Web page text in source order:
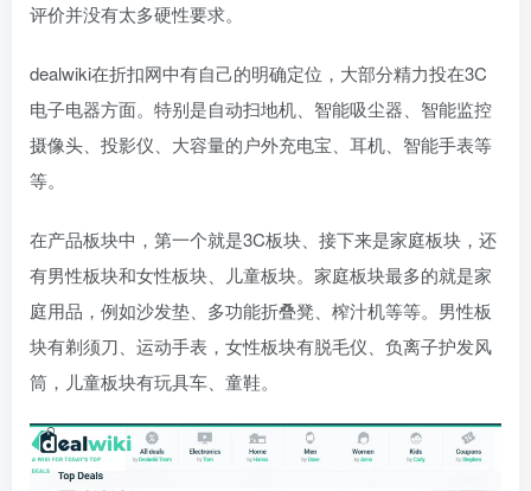
评价并没有太多硬性要求。
dealwiki在折扣网中有自己的明确定位，大部分精力投在3C
电子电器方面。特别是自动扫地机、智能吸尘器、智能监控
摄像头、投影仪、大容量的户外充电宝、耳机、智能手表等
等。
在产品板块中，第一个就是3C板块、接下来是家庭板块，还
有男性板块和女性板块、儿童板块。家庭板块最多的就是家
庭用品，例如沙发垫、多功能折叠凳、榨汁机等等。男性板
块有剃须刀、运动手表，女性板块有脱毛仪、负离子护发风
筒，儿童板块有玩具车、童鞋。